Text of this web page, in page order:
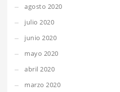
agosto 2020
julio 2020
junio 2020
mayo 2020
abril 2020
marzo 2020